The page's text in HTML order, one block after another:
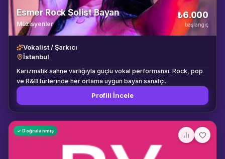
Esmer Rock Solist Bayan
Müzisyenler
₺6.000
başlangıç
Vokalist / Şarkıcı
İstanbul
Karizmatik sahne varlığıyla güçlü vokal performansı. Rock, pop
ve R&B türlerinde her ortama uygun bayan sanatçı.
Profili İncele
✓ Doğrulanmış